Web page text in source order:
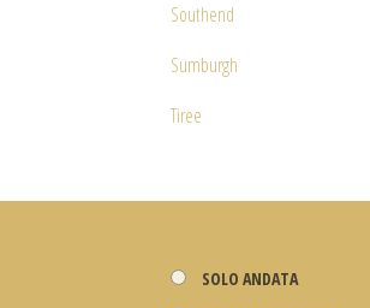
Southend
Sumburgh
Tiree
SOLO ANDATA